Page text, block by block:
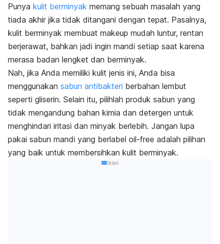
Punya kulit berminyak memang sebuah masalah yang
tiada akhir jika tidak ditangani dengan tepat. Pasalnya,
kulit berminyak membuat makeup mudah luntur, rentan
berjerawat, bahkan jadi ingin mandi setiap saat karena
merasa badan lengket dan berminyak.
Nah, jika Anda memiliki kulit jenis ini, Anda bisa
menggunakan sabun antibakteri berbahan lembut
seperti gliserin. Selain itu, pilihlah produk sabun yang
tidak mengandung bahan kimia dan detergen untuk
menghindari iritasi dan minyak berlebih. Jangan lupa
pakai sabun mandi yang berlabel oil-free adalah pilihan
yang baik untuk membersihkan kulit berminyak.
Iklan